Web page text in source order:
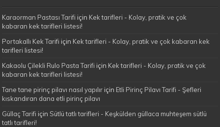
Karaorman Pastası Tarifi için Kek tarifleri - Kolay, pratik ve çok
kabaran kek tarifleri listesi!
Portakallı Kek Tarifi için Kek tarifleri - Kolay, pratik ve çok kabaran kek
tarifleri listesi!
Kakaolu Çilekli Rulo Pasta Tarifi için Kek tarifleri - Kolay, pratik ve çok
kabaran kek tarifleri listesi!
Tane tane pirinç pilavı nasıl yapılır için Etli Pirinç Pilavı Tarifi - Şefleri
kıskandıran dana etli pirinç pilavı
Güllaç Tarifi için Sütlü tatlı tarifleri - Keşkülden güllaca muhteşem sütlü
tatlı tarifleri!